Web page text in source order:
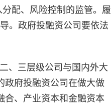
配、风险控制的监管。履
。政府投融资公司要依法
、三层级公司与国内外大
政府投融资公司在做大做
合、产业资本和金融资本